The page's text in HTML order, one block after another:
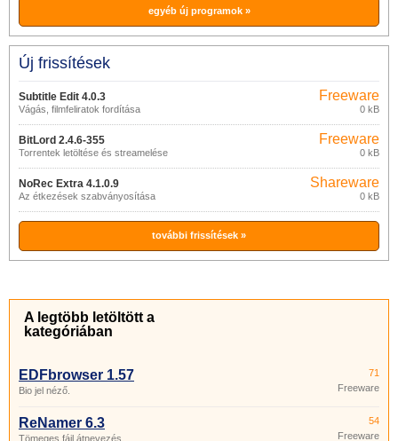
egyéb új programok »
Új frissítések
Subtitle Edit 4.0.3
Vágás, filmfeliratok fordítása
Freeware
0 kB
BitLord 2.4.6-355
Torrentek letöltése és streamelése
Freeware
0 kB
NoRec Extra 4.1.0.9
Az étkezések szabványosítása
Shareware
0 kB
további frissítések »
A legtöbb letöltött a
kategóriában
EDFbrowser 1.57
Bio jel néző.
71
Freeware
ReNamer 6.3
Tömeges fájl átnevezés.
54
Freeware